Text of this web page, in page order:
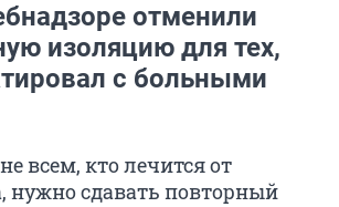
отменили
изоляцию для тех,
с больными
всем, кто лечится от
нужно сдавать повторный